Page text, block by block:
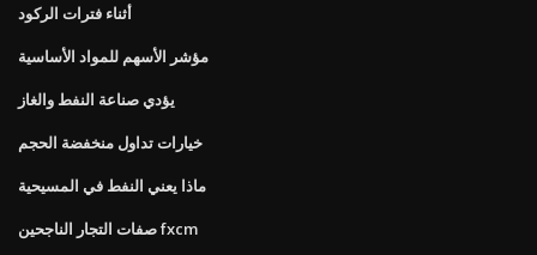
أثناء فترات الركود
مؤشر الأسهم للمواد الأساسية
يؤدي صناعة النفط والغاز
خيارات تداول منخفضة الحجم
ماذا يعني النفط في المسيحية
صفات التجار الناجحين fxcm